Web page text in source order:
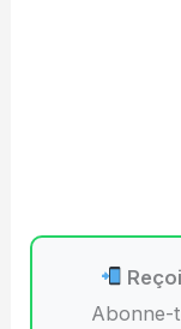
Abonne-